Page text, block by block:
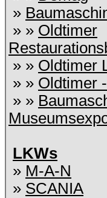
»
» » Oldtimer
» » Oldtimer
» » Oldtimer
» »
LKWs
» M-A-N
» SCANIA